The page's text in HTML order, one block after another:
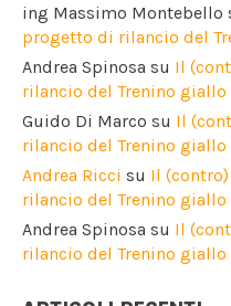
ing Massimo Montebello
progetto di rilancio del
Andrea Spinosa su Il
rilancio del Trenino giallo
Guido Di Marco su Il
rilancio del Trenino giallo
Andrea Ricci su Il
rilancio del Trenino giallo
Andrea Spinosa su Il
rilancio del Trenino giallo